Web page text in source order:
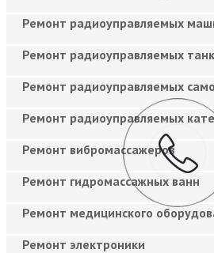
Ремонт радиоуправляемых
Ремонт радиоуправляемых
Ремонт радиоуправляемых
Ремонт радиоуправляемых
Ремонт вибромассажеров
Ремонт гидромассажных ванн
Ремонт медицинского
Ремонт электроники